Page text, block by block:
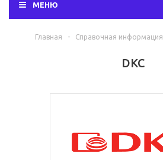
МЕНЮ
Главная - Справочная информация
DKC